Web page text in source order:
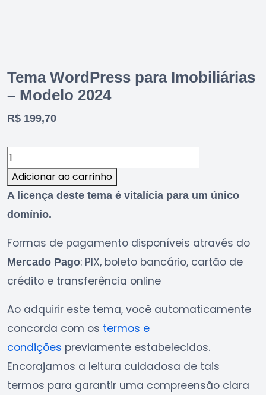
Tema WordPress para Imobiliárias
– Modelo 2024
R$ 199,70
Adicionar ao carrinho
A licença deste tema é vitalícia para um único
domínio.
Formas de pagamento disponíveis através do
Mercado Pago: PIX, boleto bancário, cartão de
crédito e transferência online
Ao adquirir este tema, você automaticamente
concorda com os termos e
condições previamente estabelecidos.
Encorajamos a leitura cuidadosa de tais
termos para garantir uma compreensão clara